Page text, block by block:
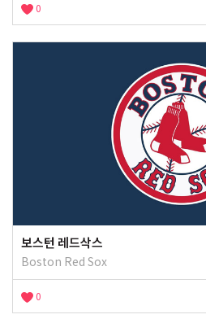
0
보스턴 레드삭스
Boston Red Sox
0